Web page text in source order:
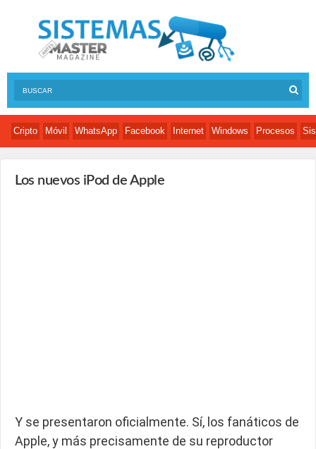
Cripto Móvil WhatsApp Facebook Internet Windows Procesos
Los nuevos iPod de Apple
Y se presentaron oficialmente. Sí, los fanáticos de
Apple, y más precisamente de su reproductor